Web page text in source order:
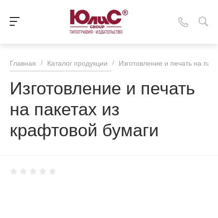
Главная / Каталог продукции / Изготовление и печать на
Изготовление и печать
на пакетах из
крафтовой бумаги